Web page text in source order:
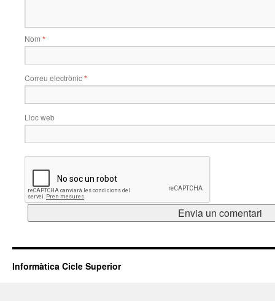
Nom *
Correu electrònic*
Lloc web
Informàtica Cicle Superior